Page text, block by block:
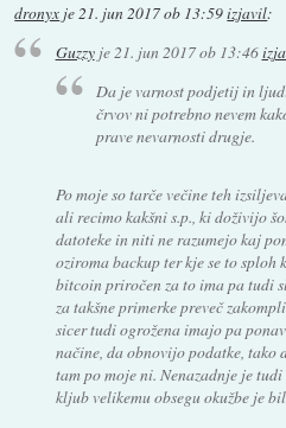
dronyx je21. jun 2017 ob 13:59izjavil:
Guzzyje21. jun 2017 ob 13:46
Da je varnost podjetij in
črvov ni potrebno nevem
prave nevarnosti drugje.
Po moje so tarče večine teh
ali recimo kakšni s.p., ki doživijo
datoteke in niti ne razumejo kaj
oziroma backup ter kje se to sploh
bitcoin priročen za to ima pa tudi
za takšne primerke preveč
sicer tudi ogrožena imajo pa
načine, da obnovijo podatke, tako
tam po moje ni. Nenazadnje je
kljub velikemu obsegu okužbe je